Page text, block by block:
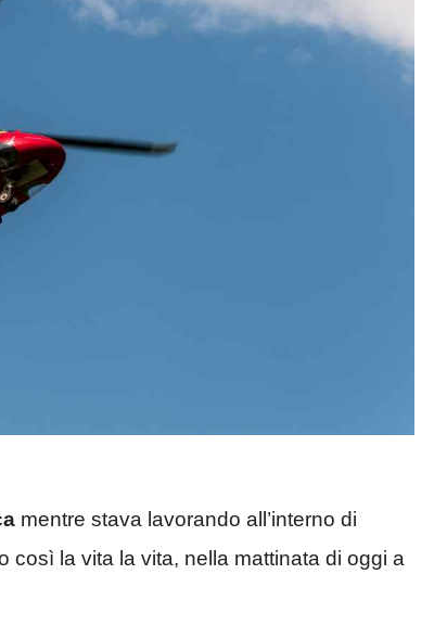
mentre stava lavorando all’interno di
così la vita la vita, nella mattinata di oggi a